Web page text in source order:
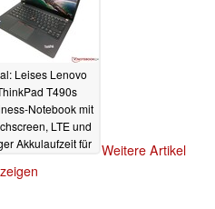
Leises Lenovo
T490s
Notebook mit
LTE und
Akkulaufzeit für
Weitere Artikel